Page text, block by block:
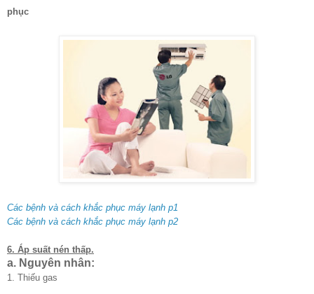
phục
Các bệnh và cách khắc phục máy lạnh p1
Các bệnh và cách khắc phục máy lạnh p2
6. Áp suất nén thấp.
a. Nguyên nhân:
1. Thiếu gas